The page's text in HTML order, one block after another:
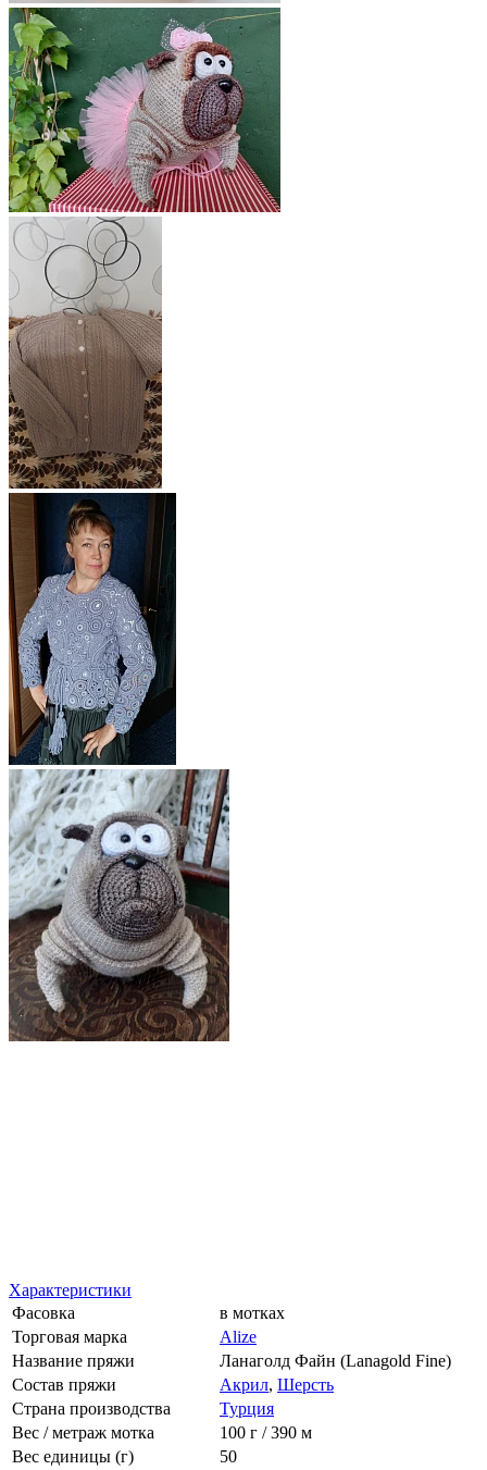
Характеристики
Фасовка
в мотках
Торговая марка
Alize
Название пряжи
Ланаголд Файн (Lanagold Fine)
Состав пряжи
Акрил, Шерсть
Страна производства
Турция
Вес / метраж мотка
100 г / 390 м
Вес единицы (г)
50